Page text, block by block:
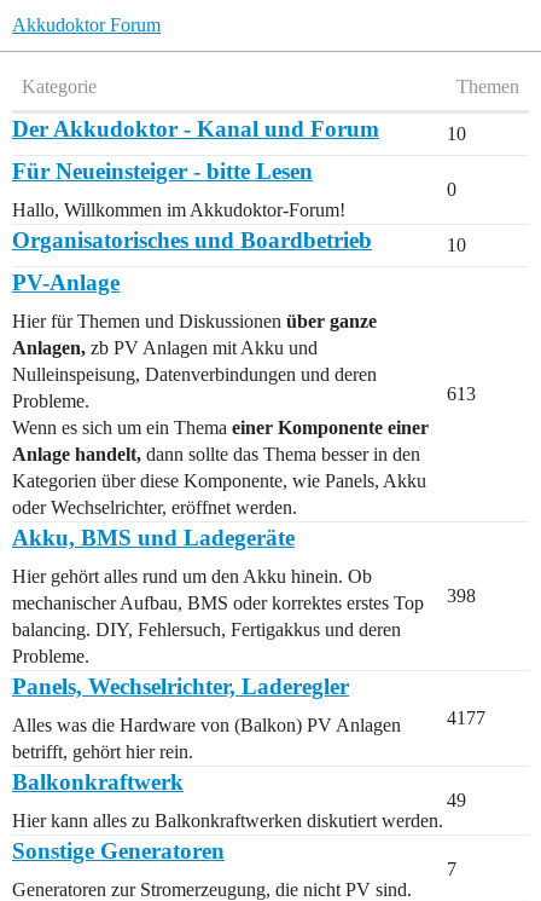
Akkudoktor Forum
Kategorie Themen
Der Akkudoktor - Kanal und Forum 10
Für Neueinsteiger - bitte Lesen
Hallo, Willkommen im Akkudoktor-Forum!
0
Organisatorisches und Boardbetrieb 10
PV-Anlage
Hier für Themen und Diskussionen über ganze
Anlagen, zb PV Anlagen mit Akku und
Nulleinspeisung, Datenverbindungen und deren
Probleme.
Wenn es sich um ein Thema einer Komponente einer
Anlage handelt, dann sollte das Thema besser in den
Kategorien über diese Komponente, wie Panels, Akku
oder Wechselrichter, eröffnet werden.
613
Akku, BMS und Ladegeräte
Hier gehört alles rund um den Akku hinein. Ob
mechanischer Aufbau, BMS oder korrektes erstes Top
balancing. DIY, Fehlersuch, Fertigakkus und deren
Probleme.
398
Panels, Wechselrichter, Laderegler
Alles was die Hardware von (Balkon) PV Anlagen
betrifft, gehört hier rein.
4177
Balkonkraftwerk
Hier kann alles zu Balkonkraftwerken diskutiert werden.
49
Sonstige Generatoren
Generatoren zur Stromerzeugung, die nicht PV sind.
7